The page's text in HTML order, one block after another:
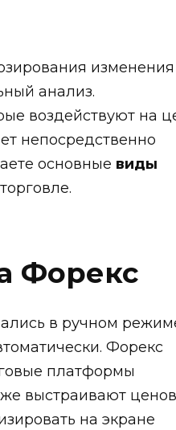
изменения
анализ.
воздействуют на
непосредственно
основные виды
Форекс
в ручном
Форекс
платформы
выстраивают
на экране